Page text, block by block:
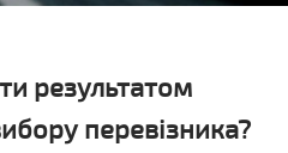
результатом
перевізника?